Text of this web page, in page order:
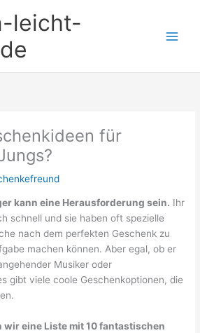
leicht-
für
kann eine Herausforderung sein. Ihr
schnell und sie haben oft spezielle
nach dem perfekten Geschenk zu
machen können. Aber egal, ob er
Musiker oder
gibt viele coole Geschenkoptionen, die
wir eine Liste mit 10 fantastischen